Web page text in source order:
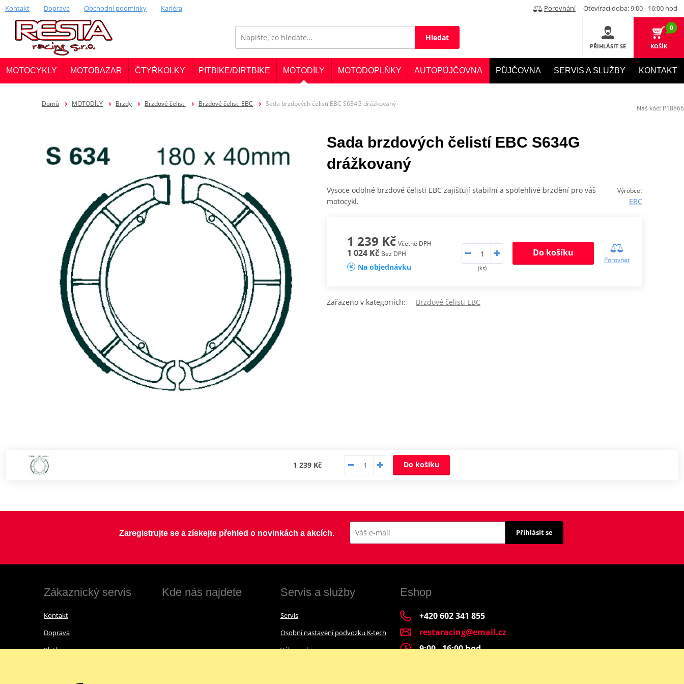
Kontakt Doprava Obchodní podmínky Kariéra Porovnání Otevírací doba: 9:00 - 16:00 hod
Hledat
PŘIHLÁSIT SE
0
KOŠÍK
MOTOCYKLY MOTOBAZAR ČTYŘKOLKY PITBIKE/DIRTBIKE MOTODÍLY MOTODOPLŇKY AUTOPŮJČOVNA PŮJČOVNA SERVIS A SLUŽBY KONTAKT
Domů MOTODÍLY Brzdy Brzdové čelisti Brzdové čelisti EBC Sada brzdových čelistí EBC S634G drážkovaný
Sada brzdových čelistí EBC S634G
drážkovaný
Výrobce:
EBC
Vysoce odolné brzdové čelisti EBC zajišťují stabilní a spolehlivé brzdění pro váš
motocykl.
1 239 Kč Včetně DPH
1 024 Kč Bez DPH
Na objednávku (ks)
Do košíku
Porovnat
Zařazeno v kategoriích: Brzdové čelisti EBC
1 239 Kč Do košíku
Náš kód: P18866
Zaregistrujte se a získejte přehled o novinkách a akcích. Přihlásit se
Zákaznický servis
Kontakt
Doprava
Platba
Kde nás najdete Servis a služby
Servis
Osobní nastavení podvozku K-tech
Výkup a bazar
Eshop
+420 602 341 855
restaracing@email.cz
9:00 - 16:00 hod.